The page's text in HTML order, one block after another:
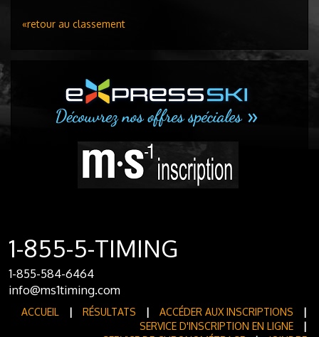
«retour au classement
1-855-5-TIMING
1-855-584-6464
info@ms1timing.com
ACCUEIL | RÉSULTATS | ACCÉDER AUX INSCRIPTIONS
|
SERVICE D'INSCRIPTION EN LIGNE
|